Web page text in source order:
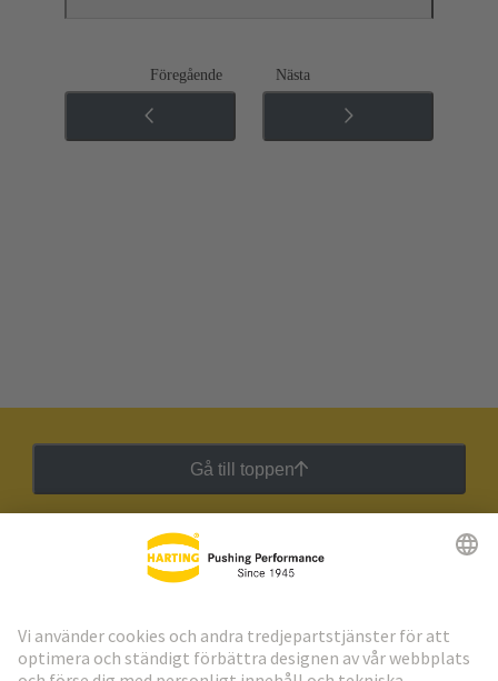
Föregående Nästa
Gå till toppen
HARTING:s nyhetsbrev